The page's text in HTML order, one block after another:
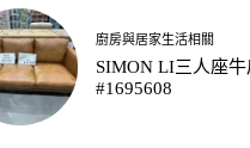
廚房與居家生活相關
SIMON LI三人座
#1695608